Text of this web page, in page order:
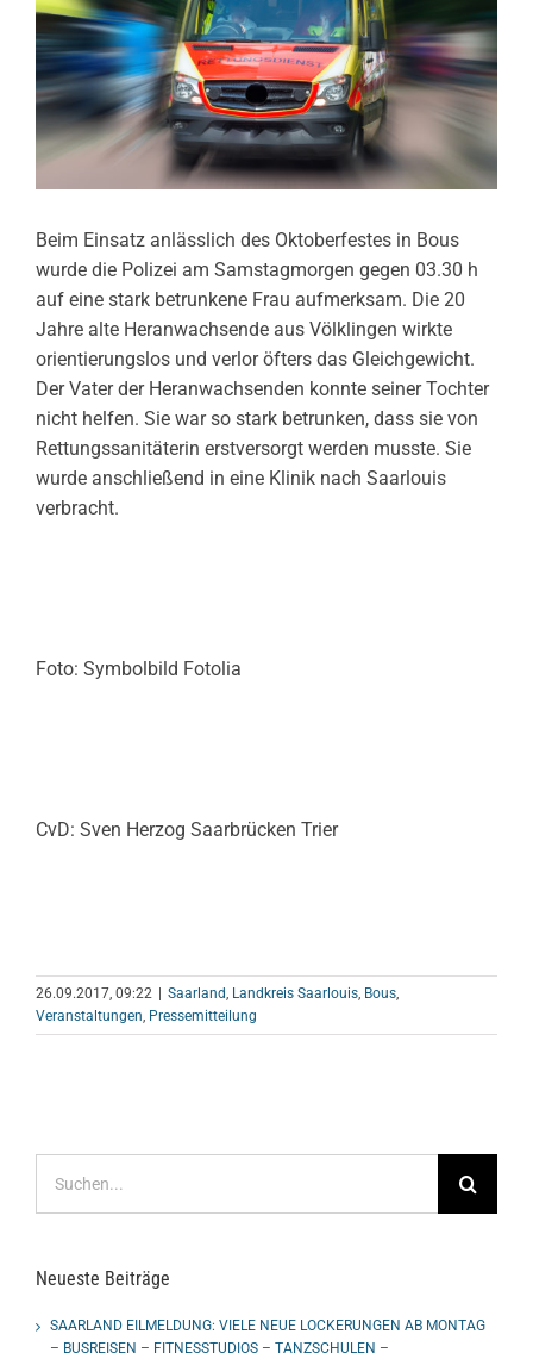
Beim Einsatz anlässlich des Oktoberfestes in Bous
wurde die Polizei am Samstagmorgen gegen 03.30 h
auf eine stark betrunkene Frau aufmerksam. Die 20
Jahre alte Heranwachsende aus Völklingen wirkte
orientierungslos und verlor öfters das Gleichgewicht.
Der Vater der Heranwachsenden konnte seiner Tochter
nicht helfen. Sie war so stark betrunken, dass sie von
Rettungssanitäterin erstversorgt werden musste. Sie
wurde anschließend in eine Klinik nach Saarlouis
verbracht.
Foto: Symbolbild Fotolia
CvD: Sven Herzog Saarbrücken Trier
26.09.2017, 09:22 | Saarland, Landkreis Saarlouis, Bous,
Veranstaltungen, Pressemitteilung
nach:
Neueste Beiträge
SAARLAND EILMELDUNG: VIELE NEUE LOCKERUNGEN AB MONTAG
– BUSREISEN – FITNESSTUDIOS – TANZSCHULEN –